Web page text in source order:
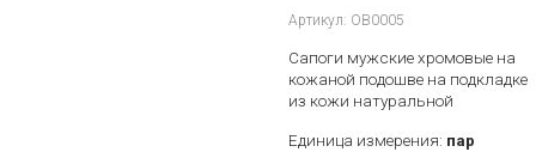
Артикул: OB0005
Сапоги мужские хромовые на
кожаной подошве на подкладке
из кожи натуральной
Единица измерения: пар